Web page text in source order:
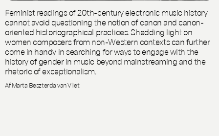
Feminist readings of 20th-century electronic music history
cannot avoid questioning the notion of canon and canon-
oriented historiographical practices. Shedding light on
women composers from non-Western contexts can further
come in handy in searching for ways to engage with the
history of gender in music beyond mainstreaming and the
rhetoric of exceptionalism.
Af Marta Beszterda van Vliet